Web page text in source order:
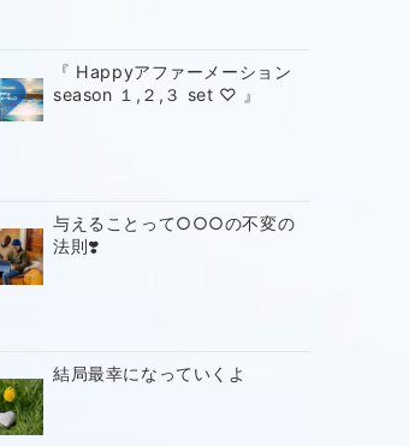
『 Happyアファーメーション
season １,２,３ set ♡ 』
与えることって○○○の不変の
法則❣️
結局最幸になっていくよ